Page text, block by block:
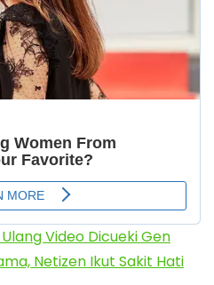
Video Dicueki Gen
Netizen Ikut Sakit Hati